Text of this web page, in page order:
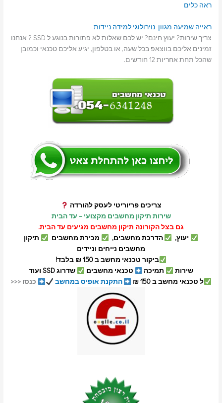
ראה כלים
ראייה שמיעה מגוון נוירולוגי למידה ניידות
צריך שירות? יעוץ חינם? יש לכם שאלות לא פתורות בנוגע ל SSD ? אנחנו
זמינים אליכם בווצאפ בכל שעה, או בטלפון, יגיע אליכם טכנאי וכמובן
שהכל תחת אחריות 12 חודשים.
צריכים פריוריטי לעסק להורדה
שירות תיקון מחשבים מקצועי – עד הבית
גם בצל הקורונה תיקון מחשבים מגיעים עד הבית.
יעוץ,
הדרכת מחשבים, מכירת מחשבים
תיקון
מחשבים נייחים וניידים
ביקור טכנאי מחשב ב 150 ₪ בלבד!
שירות
תמיכה טכנאי מחשבים
שדרוג SSD ועוד
ל טכנאי מחשב ב 150 ₪
התקנת אופיס במחשב כנסו <<<